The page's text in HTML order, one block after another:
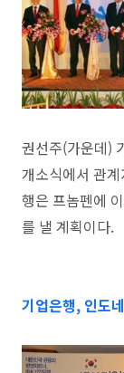
권선주(가운데)
개소식에서 관
행은 프놈펜에
를 낼 계획이다.
기업은행, 인도